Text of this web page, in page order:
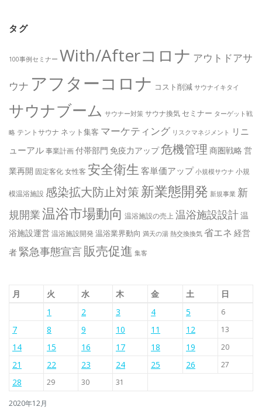
タグ
100事例セミナー With/Afterコロナ アウトドアサ
ウナ アフターコロナ コスト削減 サウナイキタイ
サウナブーム サウナー対策 サウナ換気 セミナー ターゲット戦
略 テントサウナ ネット集客 マーケティング リスクマネジメント
リニ
ューアル 事業計画 付帯部門 免疫力アップ危機管理 商圏戦略 営
業再開 固定客化女性客 安全衛生 客単価アップ 小規模サウナ 小規
模温浴施設 感染拡大防止対策新業態開発 新規事業 新
規開業温浴市場動向 温浴施設の売上 温浴施設設計温
浴施設運営温浴施設開発 温浴業界動向 満天の湯 熱交換換気 省エネ 経営
者 緊急事態宣言販売促進 集客
2020年12月
月 火 水 木 金 土
日
1
2 3 4 5 6
7 8 9 10 11 12 13
14 15 16 17 18 19 20
21 22 23 24 25 26 27
28 29 30 31